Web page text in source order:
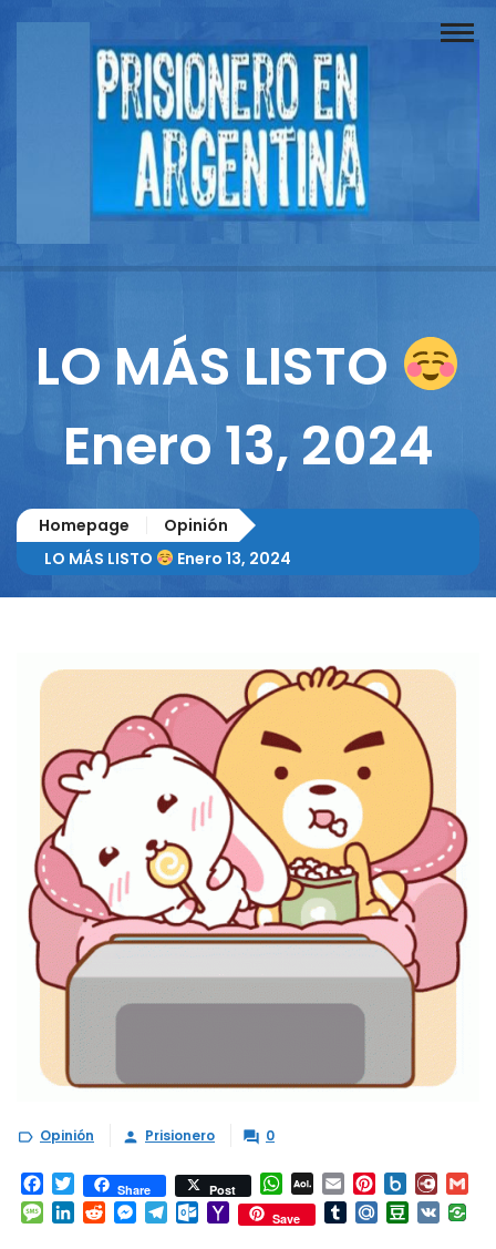
Buscador
Documentos
Reportajes
Columnistas
LO MÁS LISTO
Enero 13, 2024
Homepage
Opinión
LO MÁS LISTO
Enero 13, 2024
 Opinión  Prisionero  0
Facebook
TwitterShare Post WhatsApp
AOL
Mail
EmailPinterest
Box.net
Message
LinkedInRedditMessenger
TelegramOutlook.com
YahooSave TumblrMail.RuDouban
VK